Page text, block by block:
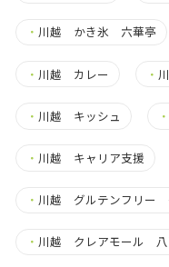
・ 川越 かき氷 六華亭
・ 川越 カレー ・
・ 川越 キッシュ ・
・ 川越 キャリア支援
・ 川越 グルテンフリー
・ 川越 クレアモール 八